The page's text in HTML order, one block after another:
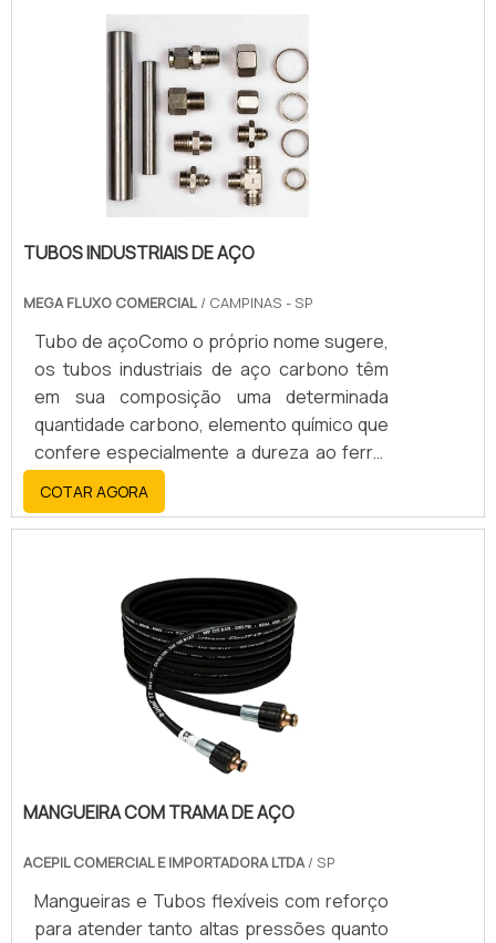
outros.Escolha do fabricanteA Mega Fluxo,
empresa especializada no setor de
hidráulica industrial, comercializa somente
peças de fabricante .
TUBOS INDUSTRIAIS DE AÇO
MEGA FLUXO COMERCIAL / CAMPINAS - SP
Tubo de açoComo o próprio nome sugere,
os tubos industriais de aço carbono têm
em sua composição uma determinada
quantidade carbono, elemento químico que
confere especialmente a dureza ao ferro.
Essa característica faz com que o material
aguente as fortes vibrações mecânicas
que ocorrem durante muitas atividades
aplicações dos tubos industriais em aço
carbono, aço inoxidável e cobre são as
mais variadas. Eles estão presentes, por
exemplo, nas indústrias metal.
COTAR AGORA
MANGUEIRA COM TRAMA DE AÇO
ACEPIL COMERCIAL E IMPORTADORA LTDA/ SP
Mangueiras e Tubos flexíveis com reforço
para atender tanto altas pressões quanto